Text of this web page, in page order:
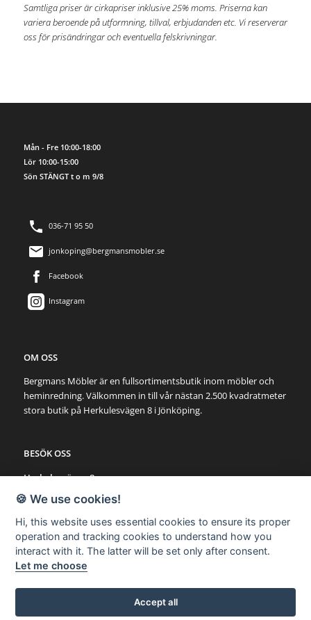
Samtliga priser är cirkapriser inklusive 25% moms. Priserna kan
variera beroende på utformning, tillval, erbjudanden etc. Vi reserverar
oss för prisändringar och eventuella felskrivningar.
Mån - Fre 10:00-18:00
Lör 10:00-15:00
Sön STÄNGT t o m 9/8
036-71 95 50
jonkoping@bergmansmobler.se
Facebook
Instagram
OM OSS
Bergmans Möbler är en fullsortimentsbutik inom möbler och
heminredning. Välkommen in till vår nästan 2.500 kvadratmeter
stora butik på Herkulesvägen 8 i Jönköping.
BESÖK OSS
Herkulesvägen 8
553 03 Jönköping
Karta via Google Maps
SNABBLÄNKAR
Möbler
🍪 We use cookies!
Hi, this website uses essential cookies to ensure its proper
operation and tracking cookies to understand how you
interact with it. The latter will be set only after consent.
Let me choose
Accept all